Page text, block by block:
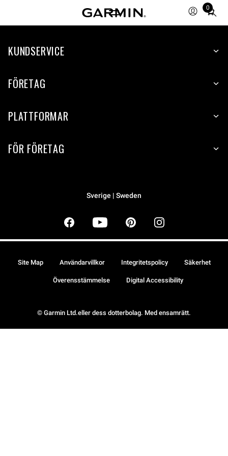
0
Total
items
cart:
KUNDSERVICE
FÖRETAG
PLATTFORMAR
FÖR FÖRETAG
Sverige | Sweden
© Garmin Ltd.eller dess dotterbolag. Med ensamrätt.
Site Map Användarvillkor Integritetspolicy Säkerhet
Överensstämmelse Digital Accessibility